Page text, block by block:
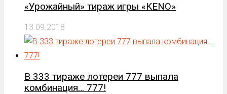
«Урожайный» тираж игры «KENO»
13.09.2018
В 333 тираже лотереи 777 выпала
комбинация… 777!